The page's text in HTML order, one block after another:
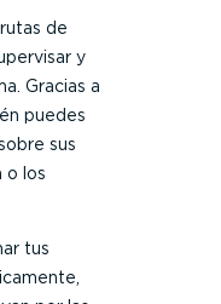
de
y
Gracias a
puedes
sus
o los
tus